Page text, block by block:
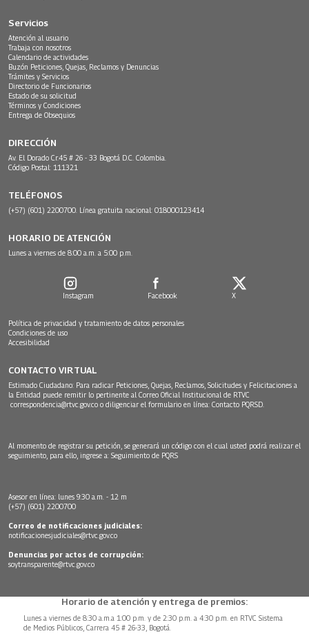
Servicios
Atención al usuario
Trabaja con nosotros
Calendario de actividades
Buzón Peticiones, Quejas, Reclamos y Denuncias
Trámites y Servicios
Directorio de Funcionarios
Estado de su solicitud
Términos y Condiciones
Entrega de Obsequios
DIRECCIÓN
Av. El Dorado Cr.45 # 26 - 33 Bogotá D.C. Colombia.
Código Postal: 111321
TELÉFONOS
(+57) (601) 2200700. Línea gratuita nacional: 018000123414
HORARIO DE ATENCIÓN
Lunes a viernes de 8:00 a.m. a 5:00 p.m.
Instagram Facebook X
Política de privacidad y tratamiento de datos personales
Condiciones de uso
Accesibilidad
CONTACTO VIRTUAL
Estimado Ciudadano: Para radicar Peticiones, Quejas, Reclamos, Solicitudes y Felicitaciones a
la Entidad puede remitir lo pertinente al Correo Oficial Institucional de RTVC
correspondencia@rtvc.gov.co o diligenciar el formulario en línea: Contacto PQRSD.
Al momento de registrar su petición, se generará un código con el cual usted podrá realizar el
seguimiento, para ello, ingrese a: Seguimiento de PQRS
Asesor en línea: lunes 9:30 a.m. - 12 m
(+57) (601) 2200700
Correo de notificaciones judiciales:
notificacionesjudiciales@rtvc.gov.co
Denuncias por actos de corrupción:
soytransparente@rtvc.gov.co
Horario de atención y entrega de premios:
Lunes a viernes de 8:30 a.m.a 1:00 p.m. y de 2:30 p.m. a 4:30 p.m. en RTVC Sistema
de Medios Públicos, Carrera 45 # 26-33, Bogotá.